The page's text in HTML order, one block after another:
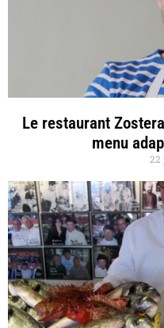
Le restaurant
menu
22